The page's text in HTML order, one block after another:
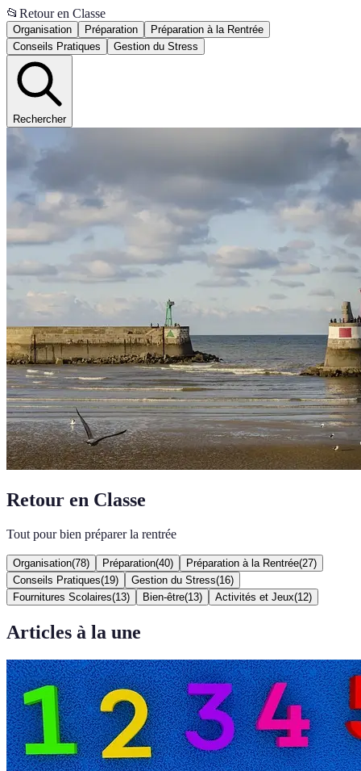
📂 Retour en Classe
Organisation Préparation
Préparation à la Rentrée
Conseils Pratiques
Gestion du Stress
Rechercher
Retour en Classe
Tout pour bien préparer la rentrée
Organisation(78) Préparation(40) Préparation à la Rentrée(27)
Conseils Pratiques(19) Gestion du Stress(16)
Fournitures Scolaires(13) Bien-être(13) Activités et Jeux(12)
Articles à la une